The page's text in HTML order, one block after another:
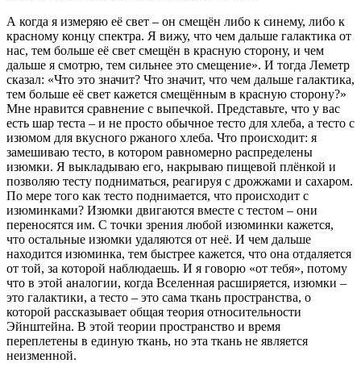
А когда я измеряю её свет – он смещён либо к синему, либо к
красному концу спектра. Я вижу, что чем дальше галактика от
нас, тем больше её свет смещён в красную сторону, и чем
дальше я смотрю, тем сильнее это смещение». И тогда Леметр
сказал: «Что это значит? Что значит, что чем дальше галактика,
тем больше её свет кажется смещённым в красную сторону?»
Мне нравится сравнение с выпечкой. Представьте, что у вас
есть шар теста – и не просто обычное тесто для хлеба, а тесто с
изюмом для вкусного ржаного хлеба. Что происходит: я
замешиваю тесто, в котором равномерно распределены
изюмки. Я выкладываю его, накрываю пищевой плёнкой и
позволяю тесту подниматься, реагируя с дрожжами и сахаром.
По мере того как тесто поднимается, что происходит с
изюминками? Изюмки двигаются вместе с тестом – они
переносятся им. С точки зрения любой изюминки кажется,
что остальные изюмки удаляются от неё. И чем дальше
находится изюминка, тем быстрее кажется, что она отдаляется
от той, за которой наблюдаешь. И я говорю «от тебя», потому
что в этой аналогии, когда Вселенная расширяется, изюмки –
это галактики, а тесто – это сама ткань пространства, о
которой рассказывает общая теория относительности
Эйнштейна. В этой теории пространство и время
переплетены в единую ткань, но эта ткань не является
неизменной.